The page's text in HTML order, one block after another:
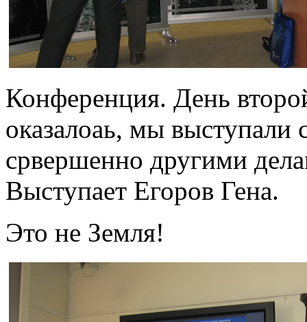
Конференция. День
оказалоаь, мы выступали
срвершенно другими
Выступает Егоров Гена.
Это не Земля!